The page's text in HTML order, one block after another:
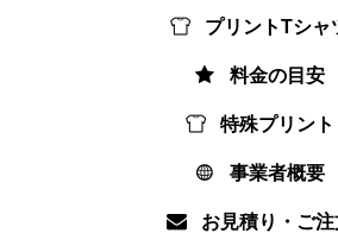
プリントTシャ
料金の目安
特殊プリント
事業者概要
お見積り・ご注